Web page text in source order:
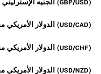
الجنيه الإسترليني مقابل الدولار الأمريكي (GBP/USD)
الدولار الأمريكي مقابل الدولار الكندي (USD/CAD)
الدولار الأمريكي مقابل الفرنك السويسري (USD/CHF)
الدولار الأمريكي مقابل الدولار النيوزيلندي (USD/NZD)